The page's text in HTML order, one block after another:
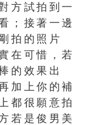
方試拍到一
；接著一邊
拍的照片
在可惜，若
的效果出
加上你的補
都很願意拍
若是俊男美